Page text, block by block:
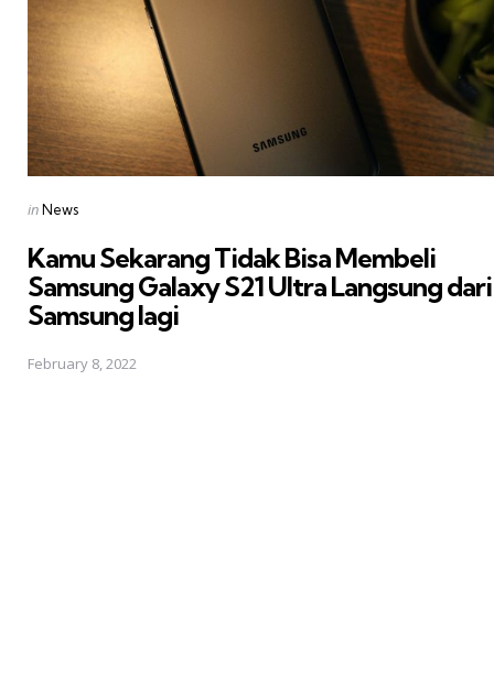
Posted
inNews
Kamu Sekarang Tidak Bisa Membeli
Samsung Galaxy S21 Ultra Langsung dari
Samsung lagi
February 8, 2022